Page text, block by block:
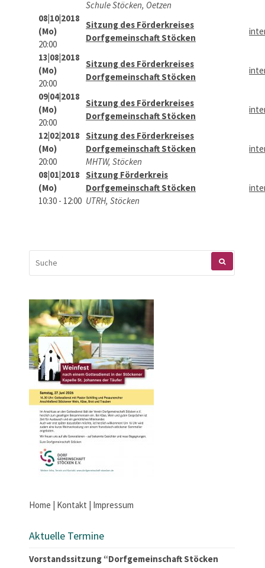
Schule Stöcken, Oetzen
08|10|2018
(Mo)
20:00
Sitzung des Förderkreises
Dorfgemeinschaft Stöcken
13|08|2018
(Mo)
20:00
Sitzung des Förderkreises
Dorfgemeinschaft Stöcken
09|04|2018
(Mo)
20:00
Sitzung des Förderkreises
Dorfgemeinschaft Stöcken
12|02|2018
(Mo)
20:00
Sitzung des Förderkreises
Dorfgemeinschaft Stöcken
MHTW, Stöcken
08|01|2018
(Mo)
10:30 - 12:00
Sitzung Förderkreis
Dorfgemeinschaft Stöcken
UTRH, Stöcken
NACH:
Home | Kontakt | Impressum
Aktuelle Termine
Vorstandssitzung “Dorfgemeinschaft Stöcken